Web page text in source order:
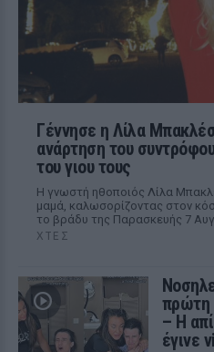
Γέννησε η Λίλα
ανάρτηση του
του γιου τους
Η γνωστή ηθοποιός Λίλα
μαμά, καλωσορίζοντας στον
το βράδυ της Παρασκευής 7
ΧΤΕΣ
πρώτη
– Η
έγινε